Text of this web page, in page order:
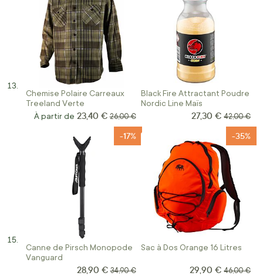
Chemise Polaire Carreaux
Treeland Verte
À partir de 23,40 € Prix normal
26,00 €
Black Fire Attractant Poudre
Nordic Line Maïs
Prix Spécial
27,30 € Prix
42,00 €
Canne de Pirsch Monopode
Vanguard
-17%
Prix Spécial
28,90 € Prix normal
34,90 €
Sac à Dos Orange 16 Litres
-35%
Prix Spécial
29,90 € Prix
46,00 €